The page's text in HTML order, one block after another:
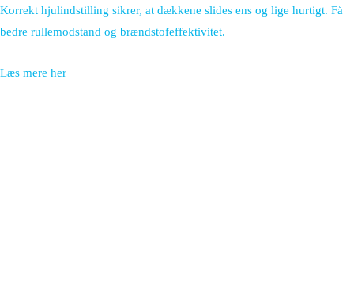
Korrekt hjulindstilling sikrer, at dækkene slides ens og lige hurtigt. Få
bedre rullemodstand og brændstofeffektivitet.
Læs mere her